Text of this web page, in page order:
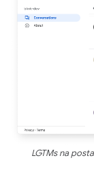
LGTMs na